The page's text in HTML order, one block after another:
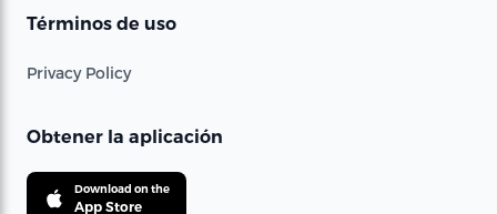
Términos de uso
Privacy Policy
Obtener la aplicación
Download on the
App Store